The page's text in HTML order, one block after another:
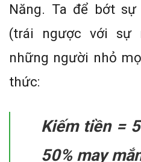
Năng. Ta để bớt
(trái ngược với sự
những người nhỏ
thức:
Kiếm tiền =
50% may